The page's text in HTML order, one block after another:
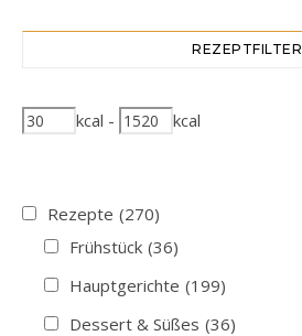
REZEPTFILTER
kcal - kcal
Rezepte (270)
Frühstück (36)
Hauptgerichte (199)
Dessert & Süßes (36)